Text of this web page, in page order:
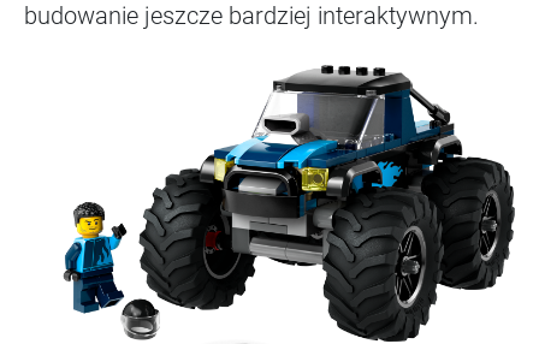
budowanie jeszcze bardziej interaktywnym.